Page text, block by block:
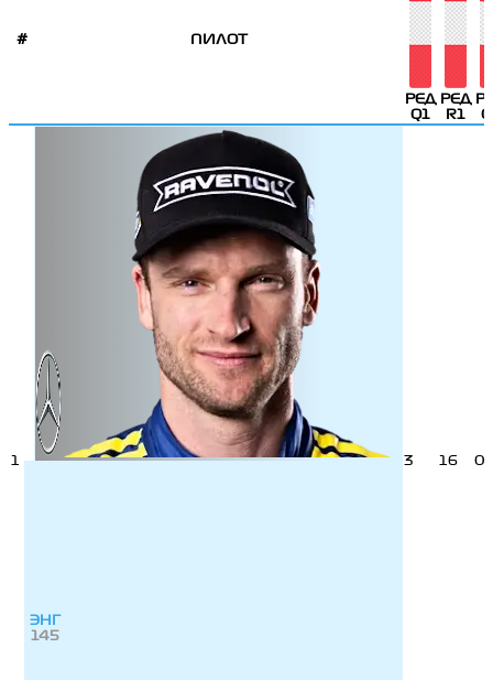
# ПИЛОТ
РЕД
Q1
РЕД
R1
1
ЭНГ
145
3 16 0